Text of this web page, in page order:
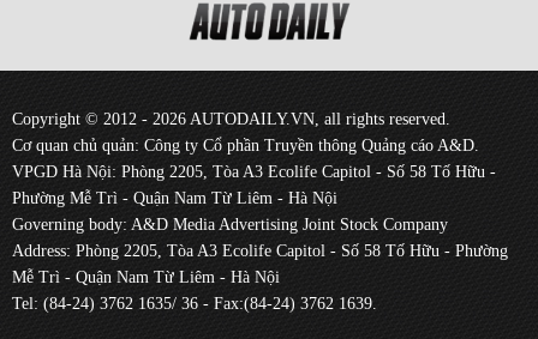
Copyright © 2012 - 2026 AUTODAILY.VN, all rights reserved.
Cơ quan chủ quản: Công ty Cổ phần Truyền thông Quảng cáo A&D.
VPGD Hà Nội: Phòng 2205, Tòa A3 Ecolife Capitol - Số 58 Tố Hữu -
Phường Mễ Trì - Quận Nam Từ Liêm - Hà Nội
Governing body: A&D Media Advertising Joint Stock Company
Address: Phòng 2205, Tòa A3 Ecolife Capitol - Số 58 Tố Hữu - Phường
Mễ Trì - Quận Nam Từ Liêm - Hà Nội
Tel: (84-24) 3762 1635/ 36 - Fax:(84-24) 3762 1639.